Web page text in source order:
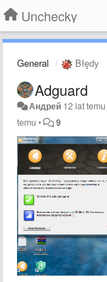
Unchecky
General Błędy
Adguard
Андрей 12 lat temu
temu • 9